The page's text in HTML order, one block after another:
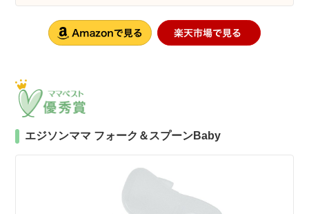
エジソンママ フォーク＆スプーンBaby